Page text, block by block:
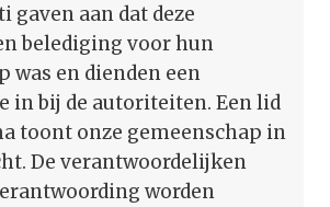
gaven aan dat deze
belediging voor hun
was en dienden een
in bij de autoriteiten. Een lid
toont onze gemeenschap in
De verantwoordelijken
worden